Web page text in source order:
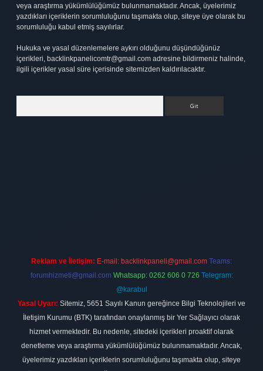
veya araştırma yükümlülüğümüz bulunmamaktadır. Ancak, üyelerimiz
yazdıkları içeriklerin sorumluluğunu taşımakta olup, siteye üye olarak bu
sorumluluğu kabul etmiş sayılırlar.
Hukuka ve yasal düzenlemelere aykırı olduğunu düşündüğünüz
içerikleri, backlinkpanelicomtr@gmail.com adresine bildirmeniz halinde,
ilgili içerikler yasal süre içerisinde sitemizden kaldırılacaktır.
Reklam ve İletişim: E-mail: backlinkpaneli@gmail.com Teams:
forumhizmeti@gmail.com Whatsapp: 0262 606 0 726 Telegram:
@karabul
Yasal Uyarı: Sitemiz, 5651 Sayılı Kanun gereğince Bilgi Teknolojileri ve
İletişim Kurumu (BTK) tarafından onaylanmış bir Yer Sağlayıcı olarak
hizmet vermektedir. Bu nedenle, sitedeki içerikleri proaktif olarak
denetleme veya araştırma yükümlülüğümüz bulunmamaktadır. Ancak,
üyelerimiz yazdıkları içeriklerin sorumluluğunu taşımakta olup, siteye